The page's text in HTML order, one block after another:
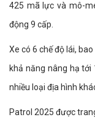
425 mã lực và mô-
động 9 cấp.
Xe có 6 chế độ lái,
khả năng nâng hạ
nhiều loại địa hình
Patrol 2025 được